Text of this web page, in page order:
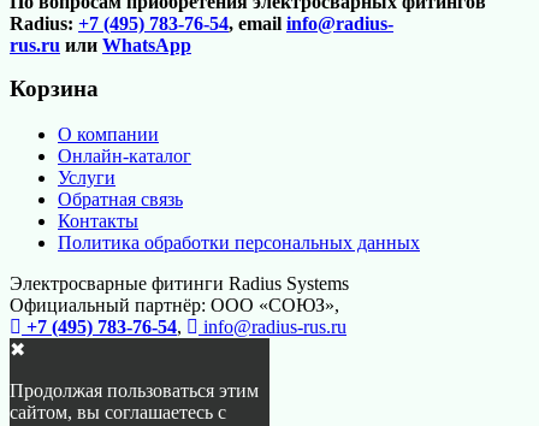
Radius: +7 (495) 783-76-54, email info@radius-
rus.ru или WhatsApp
Корзина
О компании
Онлайн-каталог
Услуги
Обратная связь
Контакты
Политика обработки персональных данных
Электросварные фитинги Radius Systems
Официальный партнёр: ООО «СОЮЗ»,
+7 (495) 783-76-54,
info@radius-rus.ru
✖
Продолжая пользоваться этим
сайтом, вы соглашаетесь с